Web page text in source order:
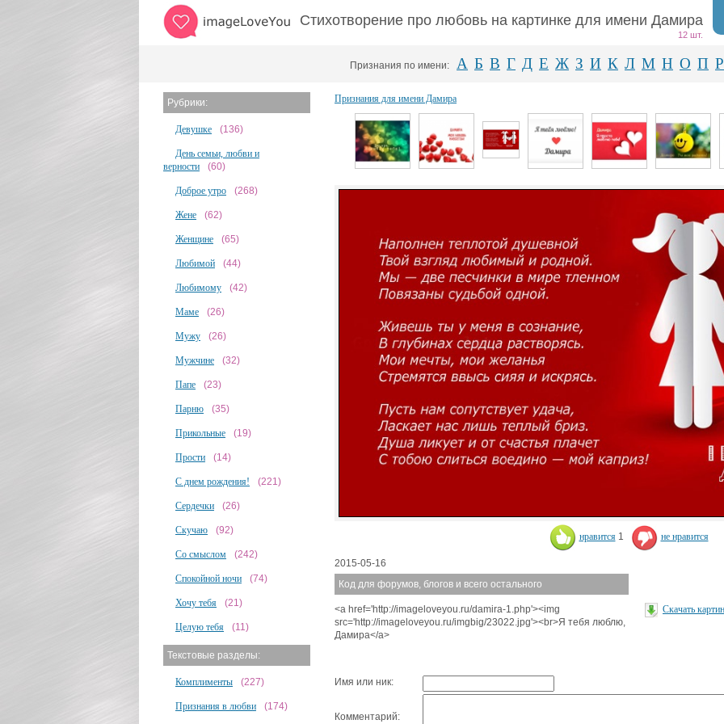
Стихотворение про любовь на картинке для имени Дамира
12 шт.
Признания по имени: А Б В Г Д Е Ж З И К Л М Н О П Р
Рубрики:
Девушке (136)
День семьи, любви и
верности
(60)
Доброе утро (268)
Жене (62)
Женщине (65)
Любимой (44)
Любимому (42)
Маме (26)
Мужу (26)
Мужчине (32)
Папе (23)
Парню (35)
Прикольные (19)
Прости (14)
С днем рождения! (221)
Сердечки (26)
Скучаю (92)
Со смыслом (242)
Спокойной ночи (74)
Хочу тебя (21)
Целую тебя (11)
Текстовые разделы:
Комплименты (227)
Признания в любви (174)
Признания для имени Дамира
нравится 1 не нравится
2015-05-16
Код для форумов, блогов и всего остального
<a href='http://imageloveyou.ru/damira-1.php'><img
src='http://imageloveyou.ru/imgbig/23022.jpg'><br>Я тебя люблю,
Дамира</a>
Скачать
Имя или ник:
Комментарий: